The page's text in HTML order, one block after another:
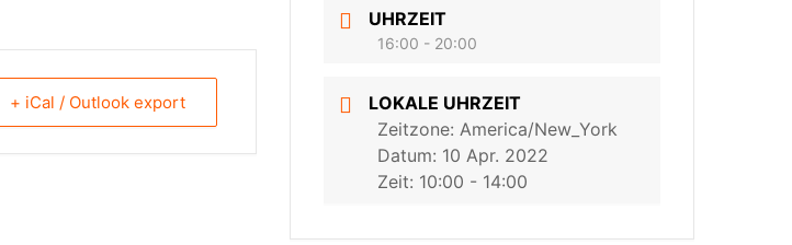
+ iCal / Outlook export
UHRZEIT
16:00 - 20:00
LOKALE UHRZEIT
Zeitzone:America/New_York
Datum: 10 Apr. 2022
Zeit: 10:00 - 14:00